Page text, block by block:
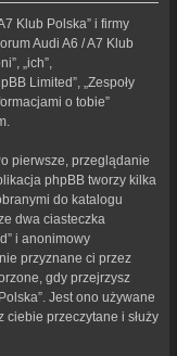
Klub Polska” i firmy
Audi A6 / A7 Klub
„ich”,
Limited”, „Zespoły
o tobie”
pierwsze, przeglądanie
phpBB tworzy kilka
do katalogu
dwa ciasteczka
i anonimowy
przyznane ci przez
gdy przejrzysz
Jest ono używane
ciebie przeczytane i służy